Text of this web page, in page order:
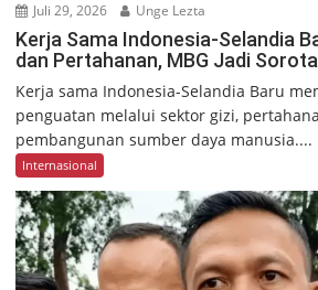
Juli 29, 2026 Unge Lezta
Kerja Sama Indonesia-Selandia
dan Pertahanan, MBG Jadi
Kerja sama Indonesia-Selandia Baru
penguatan melalui sektor gizi,
pembangunan sumber daya manusia....
Internasional